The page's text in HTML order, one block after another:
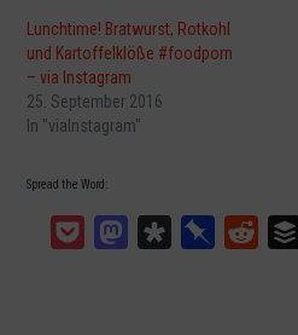
Lunchtime! Bratwurst, Rotkohl
und Kartoffelklöße #foodporn
– via Instagram
25. September 2016
In "viaInstagram"
Spread the Word:
Pocket MastodonDiasporaPinboardReddit